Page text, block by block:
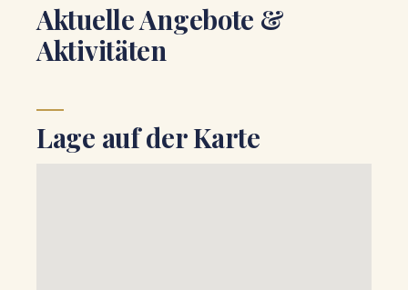
Aktuelle Angebote &
Aktivitäten
Lage auf der Karte